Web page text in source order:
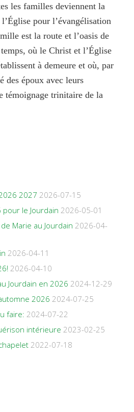
les familles deviennent la
pour l’évangélisation
est la route et l’oasis de
où le Christ et l’Église
à demeure et où, par
des époux avec leurs
témoignage trinitaire de la
2027 2026-07-15
le Jourdain 2026-05-01
Marie au Jourdain 2026-04-
2026-04-11
2026-04-10
Jourdain en 2026 2024-12-29
2026 2024-07-25
faire: 2024-07-22
intérieure 2023-02-25
2022-07-18